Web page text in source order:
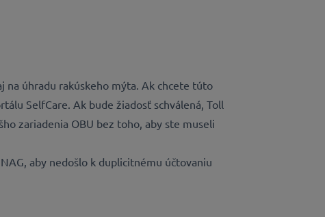
na úhradu rakúskeho mýta. Ak chcete túto
SelfCare. Ak bude žiadosť schválená, Toll
zariadenia OBU bez toho, aby ste museli
aby nedošlo k duplicitnému účtovaniu